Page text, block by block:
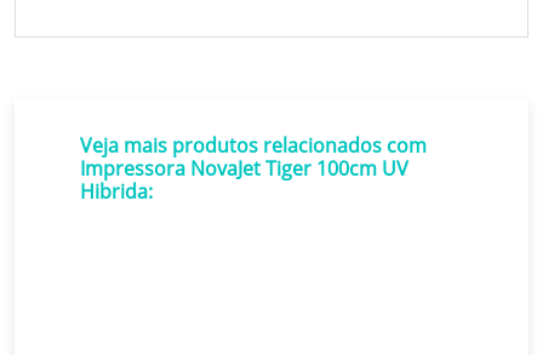
Veja mais produtos relacionados com
Impressora NovaJet Tiger 100cm UV
Hibrida: